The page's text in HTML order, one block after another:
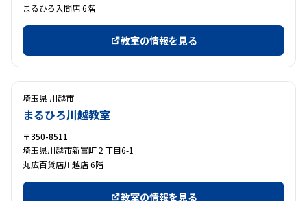
まるひろ入間店 6階
教室の情報を見る
埼玉県 川越市
まるひろ川越教室
〒350-8511
埼玉県川越市新富町２丁目6-1
丸広百貨店川越店 6階
教室の情報を見る